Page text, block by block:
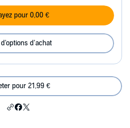
pour 0,00 €
d'achat
pour 21,99 €